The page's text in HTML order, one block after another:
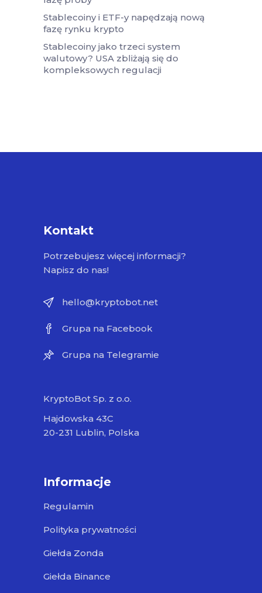
Stablecoiny i ETF-y napędzają nową
fazę rynku krypto
Stablecoiny jako trzeci system
walutowy? USA zbliżają się do
kompleksowych regulacji
Kontakt
Potrzebujesz więcej informacji?
Napisz do nas!
hello@kryptobot.net
Grupa na Facebook
Grupa na Telegramie
KryptoBot Sp. z o.o.
Hajdowska 43C
20-231 Lublin, Polska
Informacje
Regulamin
Polityka prywatności
Giełda Zonda
Giełda Binance